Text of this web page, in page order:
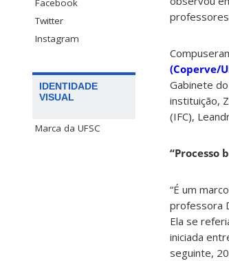
Facebook
Twitter
Instagram
IDENTIDADE
VISUAL
Marca da UFSC
(Coperve/
Gabinete
instituição,
(IFC),
“Processo
“É um
professora
Ela se
iniciada
seguinte,